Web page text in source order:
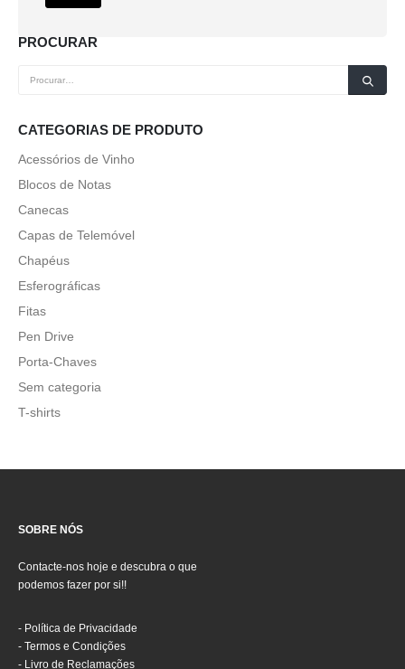
PROCURAR
CATEGORIAS DE PRODUTO
Acessórios de Vinho
Blocos de Notas
Canecas
Capas de Telemóvel
Chapéus
Esferográficas
Fitas
Pen Drive
Porta-Chaves
Sem categoria
T-shirts
SOBRE NÓS
Contacte-nos hoje e descubra o que
podemos fazer por si!!
- Política de Privacidade
- Termos e Condições
-
Livro de Reclamações